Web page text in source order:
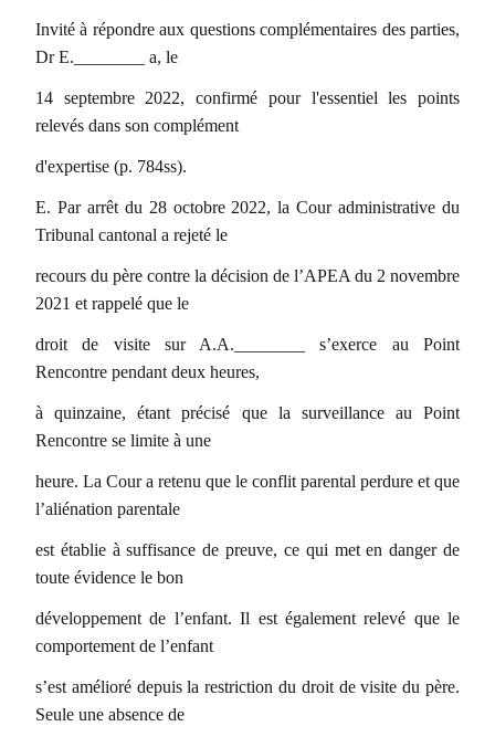
Invité à répondre aux questions complémentaires des parties,
Dr E.________ a, le
14 septembre 2022, confirmé pour l'essentiel les points
relevés dans son complément
d'expertise (p. 784ss).
E. Par arrêt du 28 octobre 2022, la Cour administrative du
Tribunal cantonal a rejeté le
recours du père contre la décision de l’APEA du 2 novembre
2021 et rappelé que le
droit de visite sur A.A.________ s’exerce au Point
Rencontre pendant deux heures,
à quinzaine, étant précisé que la surveillance au Point
Rencontre se limite à une
heure. La Cour a retenu que le conflit parental perdure et que
l’aliénation parentale
est établie à suffisance de preuve, ce qui met en danger de
toute évidence le bon
développement de l’enfant. Il est également relevé que le
comportement de l’enfant
s’est amélioré depuis la restriction du droit de visite du père.
Seule une absence de